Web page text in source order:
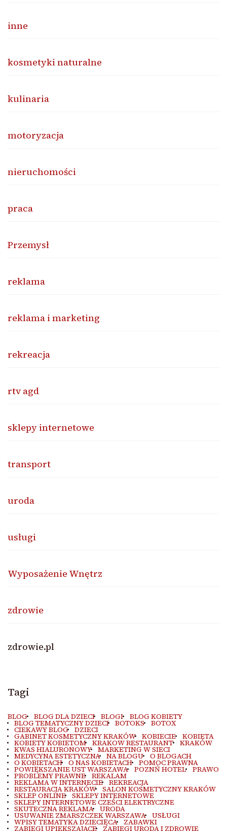
inne
kosmetyki naturalne
kulinaria
motoryzacja
nieruchomości
praca
Przemysł
reklama
reklama i marketing
rekreacja
rtv agd
sklepy internetowe
transport
uroda
usługi
Wyposażenie Wnętrz
zdrowie
zdrowie.pl
Tagi
BLOG BLOG DLA DZIECI BLOGI BLOG KOBIETY
BLOG TEMATYCZNY DZIECI BOTOKS BOTOX
CIEKAWY BLOG DZIECI
GABINET KOSMETYCZNY KRAKÓW KOBIECIE KOBIETA
KOBIETY KOBIETOM KRAKOW RESTAURANT KRAKÓW
KWAS HIALURONOWY MARKETING W SIECI
MEDYCYNA ESTETYCZNA NA BLOGU O BLOGACH
O KOBIETACH O NAS KOBIETACH POMOC PRAWNA
POWIĘKSZANIE UST WARSZAWA POZNŃ HOTEL PRAWO
PROBLEMY PRAWNE REKALAM
REKLAMA W INTERNECIE REKREACJA
RESTAURACJA KRAKÓW SALON KOSMETYCZNY KRAKÓW
SKLEP ONLINE SKLEPY INTERNETOWE
SKLEPY INTERNETOWE CZEŚCI ELEKTRYCZNE
SKUTECZNA REKLAMA URODA
USUWANIE ZMARSZCZEK WARSZAWA USŁUGI
WPISY TEMATYKA DZIECIĘCA ZABAWKI
ZABIEGI UPIEKSZAJACE ZABIEGI URODA I ZDROWIE